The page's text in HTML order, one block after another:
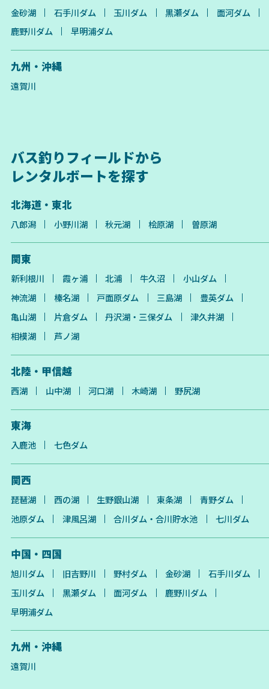
金砂湖
石手川ダム 玉川ダム 黒瀬ダム
面河ダム
鹿野川ダム
早明浦ダム
九州・沖縄
遠賀川
バス釣りフィールドから
レンタルボートを探す
北海道・東北
八郎潟 小野川湖 秋元湖 桧原湖 曽原湖
関東
新利根川 霞ヶ浦 北浦 牛久沼
小山ダム
神流湖
榛名湖 戸面原ダム 三島湖
豊英ダム
亀山湖
片倉ダム 丹沢湖・三保ダム
津久井湖
相模湖
芦ノ湖
北陸・甲信越
西湖 山中湖 河口湖 木崎湖 野尻湖
東海
入鹿池 七色ダム
関西
琵琶湖 西の湖 生野銀山湖 東条湖
青野ダム
池原ダム
津風呂湖 合川ダム・合川貯水池 七川ダム
中国・四国
旭川ダム 旧吉野川 野村ダム 金砂湖
石手川ダム
玉川ダム
黒瀬ダム 面河ダム
鹿野川ダム
早明浦ダム
九州・沖縄
遠賀川